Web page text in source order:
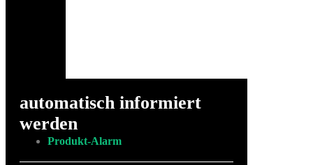
automatisch informiert
werden
Produkt-Alarm